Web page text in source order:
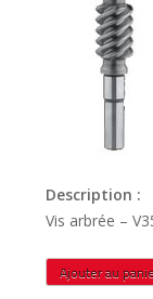
Description :
Vis arbrée –
quantité
de
Ajouter au